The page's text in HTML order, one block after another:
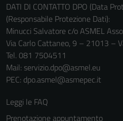
DATI DI CONTATTO DPO (Data
(Responsabile Protezione Dati):
Minucci Salvatore c/o ASMEL
Via Carlo Cattaneo, 9 – 21013 –
Tel. 081 7504511
Mail: servizio.dpo@asmel.eu
PEC: dpo.asmel@asmepec.it
Leggi le FAQ
Prenotazione appuntamento